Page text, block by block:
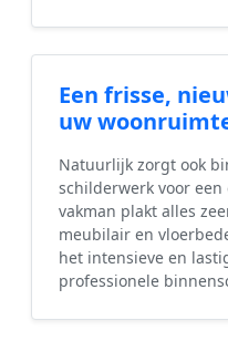
Een frisse,
uw
Natuurlijk zorgt ook
schilderwerk voor een
vakman plakt alles
meubilair en
het intensieve en
professionele